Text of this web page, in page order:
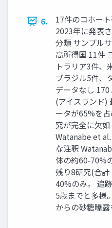
6.
17件のコホー
2023年に発表
分類 サンプル
高所得国 11件
トラリア3件、
ブラジル5件、
データなし
(アイスランド)
ータが65%を
究が完全に欠
Watanabe et
な注釈
体の約60-70%
残り8研究(合
40%のみ。 追
5歳までと多様
からの砂糖曝露